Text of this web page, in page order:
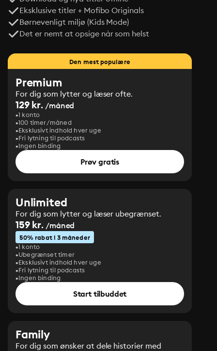
Eksklusive titler + Mofibo Originals
Børnevenligt miljø (Kids Mode)
Det er nemt at opsige når som helst
Den mest populære
Premium
For dig som lytter og læser ofte.
129 kr. /måned
1 konto
100 timer/måned
Eksklusivt indhold hver uge
Fri lytning til podcasts
Ingen binding
Prøv gratis
Unlimited
For dig som lytter og læser ubegrænset.
159 kr. /måned
50% rabat i 3 måneder
1 konto
Ubegrænset timer
Eksklusivt indhold hver uge
Fri lytning til podcasts
Ingen binding
Start tilbuddet
Family
For dig som ønsker at dele historier med